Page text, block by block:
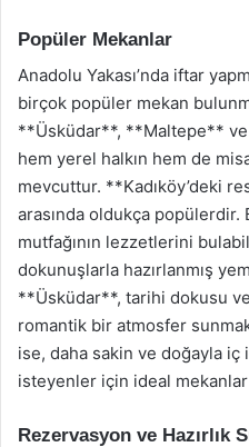
Popüler Mekanlar
Anadolu Yakası’nda iftar
birçok popüler mekan
**Üsküdar**, **Maltepe**
hem yerel halkın hem de
mevcuttur. **Kadıköy’deki
arasında oldukça
mutfağının lezzetlerini
dokunuşlarla hazırlanmış
**Üsküdar**, tarihi dokusu
romantik bir atmosfer
ise, daha sakin ve doğayla
isteyenler için ideal mekanlar
Rezervasyon ve Hazırlık